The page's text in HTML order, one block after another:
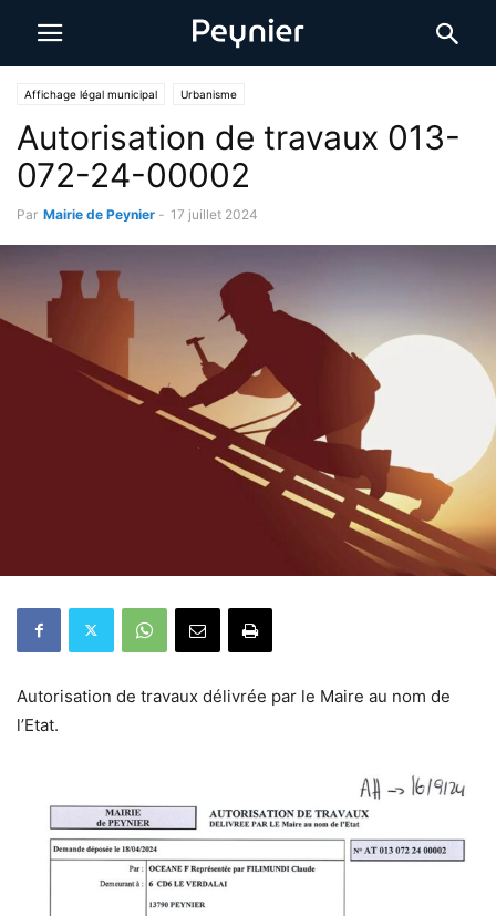
Affichage légal municipal Urbanisme
Autorisation de travaux 013-
072-24-00002
Par Mairie de Peynier - 17 juillet 2024
Autorisation de travaux délivrée par le Maire au nom de
l’Etat.